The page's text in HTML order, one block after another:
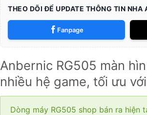
THEO DÕI ĐỂ UPDATE THÔNG TIN NHA
Fanpage
Anbernic RG505 màn
nhiều hệ game, tối ưu
Dòng máy RG505 shop bán ra hiện